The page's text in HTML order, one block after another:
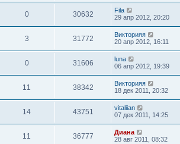
0 30632
Fila
29 апр 2012, 20:20
3 31772
Викторияя
20 апр 2012, 16:11
0 31606
luna
06 апр 2012, 19:39
11 38342
Викторияя
18 дек 2011, 20:32
14 43751
vitaliian
07 дек 2011, 14:25
11 36777
Диана
28 авг 2011, 08:32